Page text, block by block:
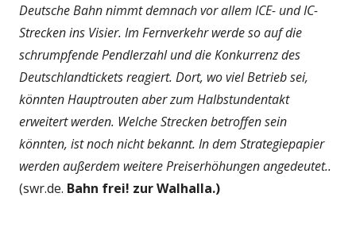
Deutsche Bahn nimmt demnach vor allem ICE- und IC-
Strecken ins Visier. Im Fernverkehr werde so auf die
schrumpfende Pendlerzahl und die Konkurrenz des
Deutschlandtickets reagiert. Dort, wo viel Betrieb sei,
könnten Hauptrouten aber zum Halbstundentakt
erweitert werden. Welche Strecken betroffen sein
könnten, ist noch nicht bekannt. In dem Strategiepapier
werden außerdem weitere Preiserhöhungen angedeutet..
(swr.de. Bahn frei! zur Walhalla.)